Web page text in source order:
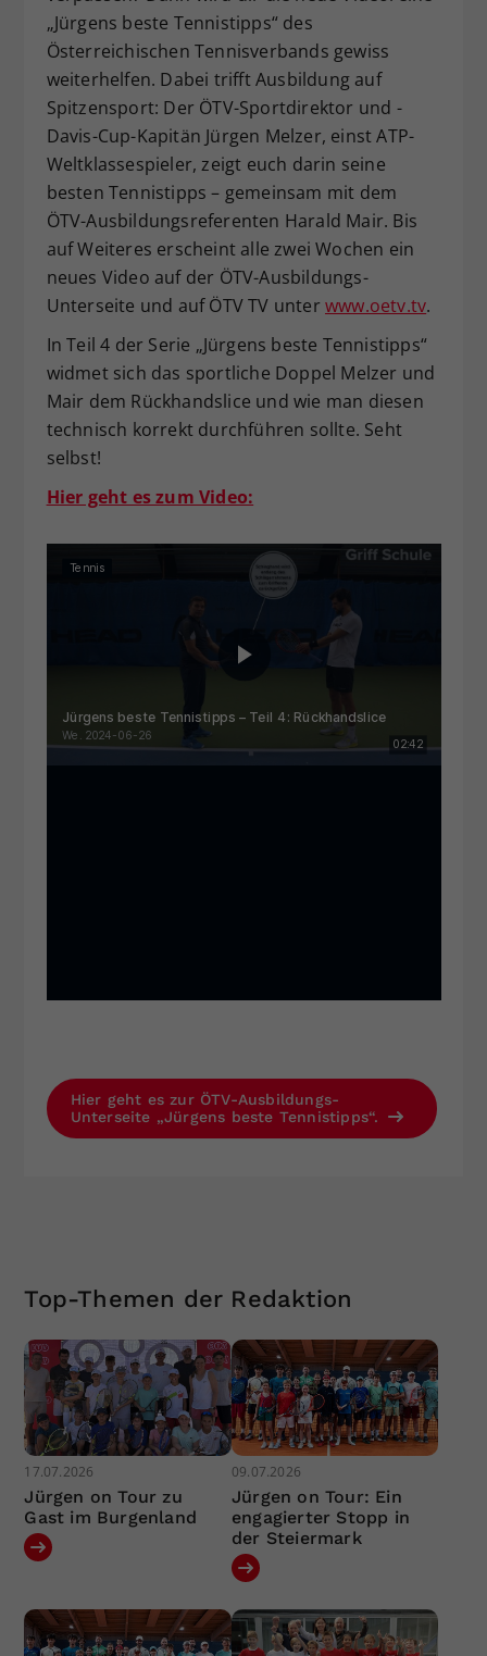
„Jürgens beste Tennistipps“ des
Österreichischen Tennisverbands gewiss
weiterhelfen. Dabei trifft Ausbildung auf
Spitzensport: Der ÖTV-Sportdirektor und -
Davis-Cup-Kapitän Jürgen Melzer, einst ATP-
Weltklassespieler, zeigt euch darin seine
besten Tennistipps – gemeinsam mit dem
ÖTV-Ausbildungsreferenten Harald Mair. Bis
auf Weiteres erscheint alle zwei Wochen ein
neues Video auf der ÖTV-Ausbildungs-
Unterseite und auf ÖTV TV unter www.oetv.tv.
In Teil 4 der Serie „Jürgens beste Tennistipps“
widmet sich das sportliche Doppel Melzer und
Mair dem Rückhandslice und wie man diesen
technisch korrekt durchführen sollte. Seht
selbst!
Hier geht es zum Video:
Hier geht es zur ÖTV-Ausbildungs-
Unterseite „Jürgens beste Tennistipps“.
Top-Themen der Redaktion
17.07.2026
Jürgen on Tour zu
Gast im Burgenland
09.07.2026
Jürgen on Tour: Ein
engagierter Stopp in
der Steiermark
Zweck
Dieser Wert speichert Ihre Consent-
Einstellungen. Unter anderem eine
zufällig generierte ID, für die
historische Speicherung Ihrer
vorgenommen Einstellungen, falls der
Webseiten-Betreiber dies eingestellt
hat.